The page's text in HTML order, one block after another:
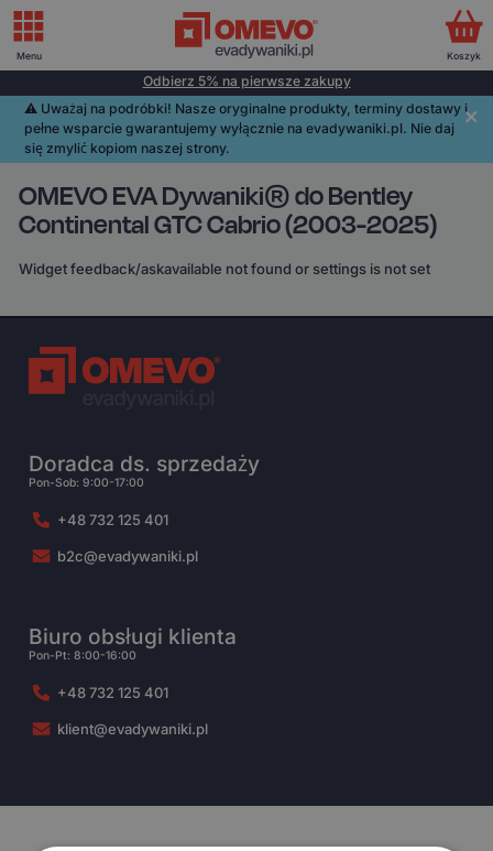
Odbierz 5% na pierwsze zakupy
⚠️️ Uważaj na podróbki! Nasze oryginalne produkty, terminy dostawy i
pełne wsparcie gwarantujemy wyłącznie na evadywaniki.pl. Nie daj
się zmylić kopiom naszej strony.
OMEVO EVA Dywaniki® do Bentley
Continental GTC Cabrio (2003-2025)
Widget feedback/askavailable not found or settings is not set
Doradca ds. sprzedaży
Pon-Sob: 9:00-17:00
+48 732 125 401
b2c@evadywaniki.pl
Biuro obsługi klienta
Pon-Pt: 8:00-16:00
+48 732 125 401
klient@evadywaniki.pl
Menu Koszyk